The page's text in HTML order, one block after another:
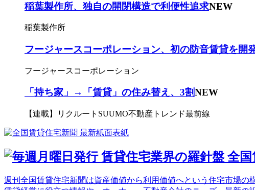
稲葉製作所、独自の開閉構造で利便性追求NEW
稲葉製作所
フージャースコーポレーション、初の防音賃貸を開
フージャースコーポレーション
「持ち家」→「賃貸」の住み替え、3割NEW
【連載】リクルートSUUMO不動産トレンド最前線
週刊全国賃貸住宅新聞は資産価値から利用価値へという住宅市場の